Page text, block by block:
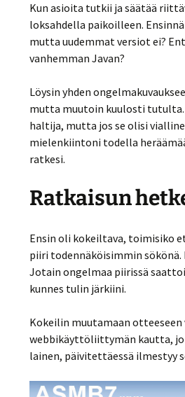
Kun asioita tutkii ja säätää
loksahdella paikoilleen.
mutta uudemmat versiot ei?
vanhemman Javan?
Löysin yhden
mutta muutoin kuulosti
haltija, mutta jos se olisi
mielenkiintoni todella
ratkesi.
Ratkaisun
Ensin oli kokeiltava, toimisiko
piiri todennäköisimmin sökönä.
Jotain ongelmaa piirissä
kunnes tulin järkiini.
Kokeilin muutamaan otteeseen
webbikäyttöliittymän kautta,
lainen, päivitettäessä ilmestyy